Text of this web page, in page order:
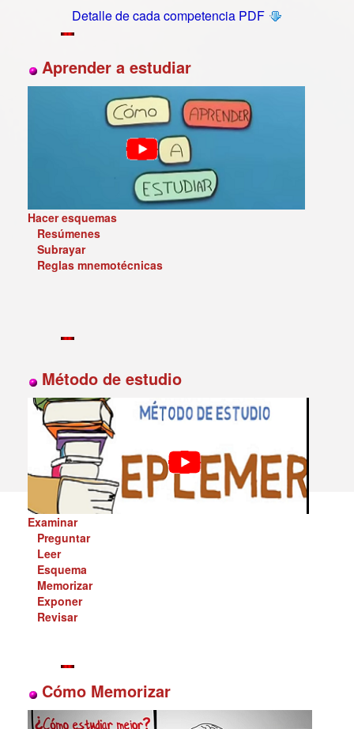
Detalle de cada competencia PDF
Aprender a estudiar
Hacer esquemas
Resúmenes
Subrayar
Reglas mnemotécnicas
Método de estudio
Examinar
Preguntar
Leer
Esquema
Memorizar
Exponer
Revisar
Cómo Memorizar